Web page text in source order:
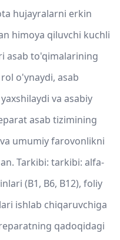
hujayralarni erkin
himoya qiluvchi kuchli
asab to'qimalarining
o'ynaydi, asab
va asabiy
asab tizimining
umumiy farovonlikni
Tarkibi: tarkibi: alfa-
(B1, B6, B12), foliy
ishlab chiqaruvchiga
qadoqidagi